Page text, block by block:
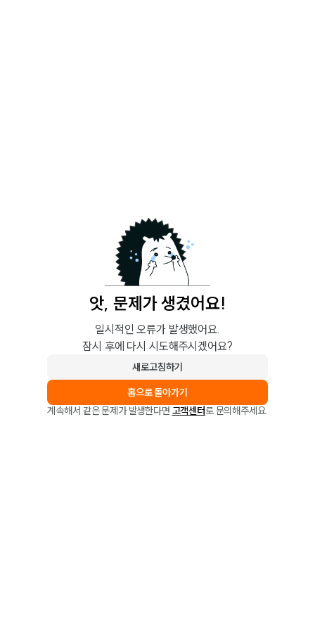
앗, 문제가 생겼어요!
일시적인 오류가 발생했어요.
잠시 후에 다시 시도해주시겠어요?
새로고침하기
홈으로 돌아가기
계속해서 같은 문제가 발생한다면 고객센터로 문의해주세요.